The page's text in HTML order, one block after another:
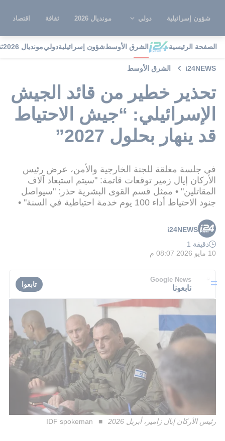
شؤون إسرائيلية دولي مونديال 2026 ثقافة اقتصاد
الصفحة الرئيسية الشرق الأوسطشؤون إسرائيليةدوليمونديال 2026
i24NEWS الشرق الأوسط
تحذير خطير من قائد الجيش
الإسرائيلي: “جيش الاحتياط
قد ينهار بحلول 2027”
في جلسة مغلقة للجنة الخارجية والأمن، عرض رئيس
الأركان إيال زمير توقعات قاتمة: "سيتم استبعاد آلاف
المقاتلين" • ممثل قسم القوى البشرية حذر: "سيواصل
جنود الاحتياط أداء 100 يوم خدمة احتياطية في السنة" •
i24NEWS
دقيقة 1
10 مايو 2026 08:07 م
Google News
تابعونا تابعوا
رئيس الأركان إيال زامير، أبريل 2026 IDF spokeman